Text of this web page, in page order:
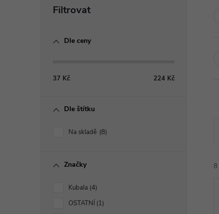
Dle ceny
37 Kč 224 Kč
Dle štítku
Na skladě 8
Značky
Kubala 4
OSTATNÍ 1
8